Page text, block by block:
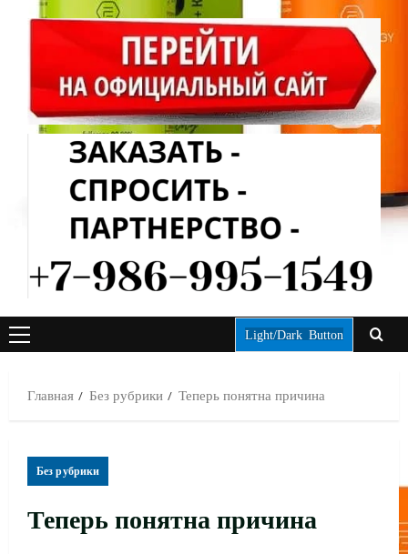
ОСНОВНОЕ
Light/Dark Button
Главная Без рубрики Теперь понятна причина
Без рубрики
Теперь понятна причина